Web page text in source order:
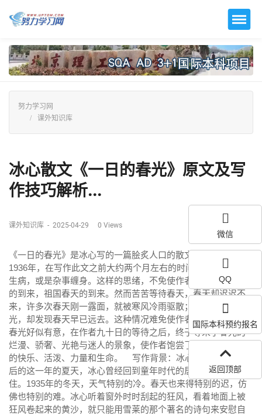
努力学习网
课外知识库
冰心散文《一日的春光》原文及写
作技巧解析...
课外知识库 - 2025-04-29 0 Views
《一日的春光》是冰心写的一篇脍炙人口的散文。该文写于
1936年，在写作此文之前大约两个月左右的时间里，冰心或是
生病，或是杂事缠身。这样的思绪，不免使作者渴望自然春天
的到来，祖国春天的到来。然而苦苦等待春天，春天却迟迟不
来，许多次春天刚一露面，就被寒风冷雨驱散；到处寻找春
光，却发现春天早已远去。这种情况难免使作者痛苦。然而，
春光好似有意，在作者九十日的等待之后，终于等来了春光的
烂漫、骄奢、光艳与迷人的景象，使作者饱尝了“一日春光”带来
的快乐、活泼、力量和生命。 写作背景：冰心的大女儿出生
后的这一年的夏天，冰心曾经回到童年时代的居留地烟台小
住。1935年的冬天，天气特别的冷。春天也来得特别的迟，仿
佛也特别的难。冰心听着窗外时时刮起的狂风，看着地面上被
狂风卷起来的黄沙，就只能用雪莱的那个著名的诗句来安慰自
微信
QQ
国际本科预约报名
返回顶部